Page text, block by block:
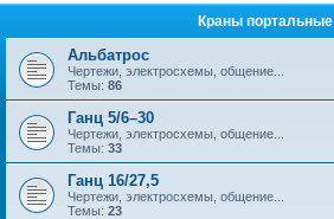
Краны портальные
Альбатрос
Чертежи, электросхемы, общение...
Темы: 86
Ганц 5/6–30
Чертежи, электросхемы, общение...
Темы: 33
Ганц 16/27,5
Чертежи, электросхемы, общение...
Темы: 23